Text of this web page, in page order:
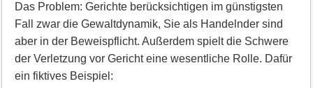
Das Problem: Gerichte berücksichtigen im günstigsten
Fall zwar die Gewaltdynamik, Sie als Handelnder sind
aber in der Beweispflicht. Außerdem spielt die Schwere
der Verletzung vor Gericht eine wesentliche Rolle. Dafür
ein fiktives Beispiel: